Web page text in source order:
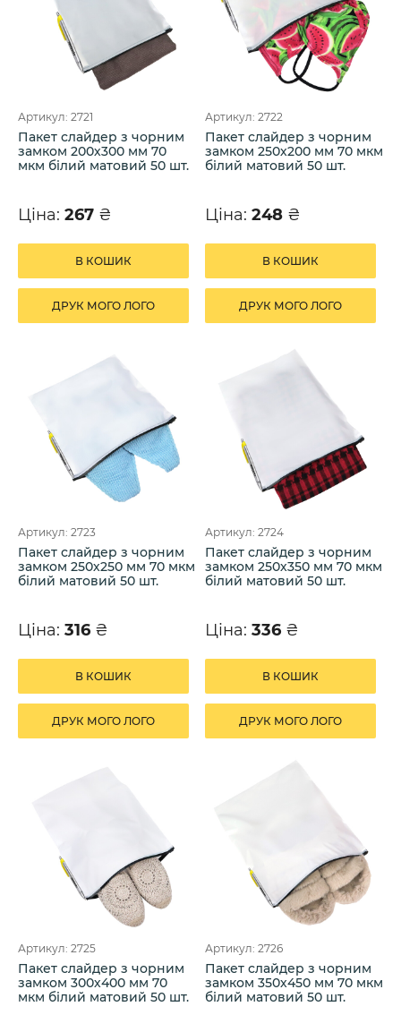
Артикул: 2721
Пакет слайдер з чорним
замком 200х300 мм 70
мкм білий матовий 50 шт.
Ціна: 267 ₴
В КОШИК
ДРУК МОГО ЛОГО
Артикул: 2722
Пакет слайдер з чорним
замком 250х200 мм 70 мкм
білий матовий 50 шт.
Ціна: 248 ₴
В КОШИК
ДРУК МОГО ЛОГО
Артикул: 2723
Пакет слайдер з чорним
замком 250х250 мм 70 мкм
білий матовий 50 шт.
Ціна: 316 ₴
В КОШИК
ДРУК МОГО ЛОГО
Артикул: 2724
Пакет слайдер з чорним
замком 250х350 мм 70 мкм
білий матовий 50 шт.
Ціна: 336 ₴
В КОШИК
ДРУК МОГО ЛОГО
Артикул: 2725
Пакет слайдер з чорним
замком 300х400 мм 70
мкм білий матовий 50 шт.
Артикул: 2726
Пакет слайдер з чорним
замком 350х450 мм 70 мкм
білий матовий 50 шт.